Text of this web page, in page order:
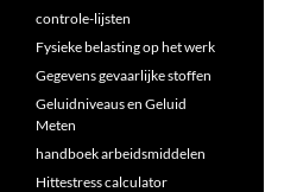
controle-lijsten
Fysieke belasting op het werk
Gegevens gevaarlijke stoffen
Geluidniveaus en Geluid
Meten
handboek arbeidsmiddelen
Hittestress calculator